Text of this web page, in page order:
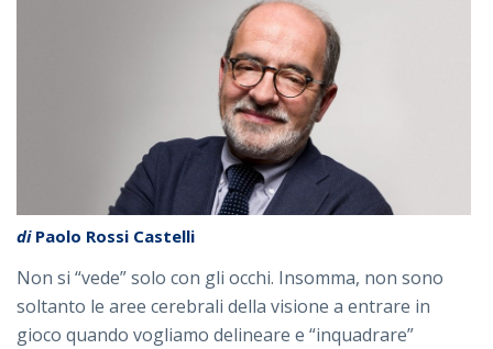
diPaolo Rossi Castelli
Non si “vede” solo con gli occhi. Insomma, non sono
soltanto le aree cerebrali della visione a entrare in
gioco quando vogliamo delineare e “inquadrare”